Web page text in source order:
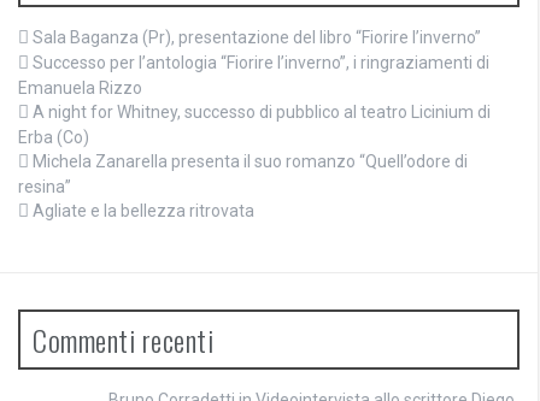
Sala Baganza (Pr), presentazione del libro “Fiorire l’inverno”
Successo per l’antologia “Fiorire l’inverno”, i ringraziamenti di
Emanuela Rizzo
A night for Whitney, successo di pubblico al teatro Licinium di
Erba (Co)
Michela Zanarella presenta il suo romanzo “Quell’odore di
resina”
Agliate e la bellezza ritrovata
Commenti recenti